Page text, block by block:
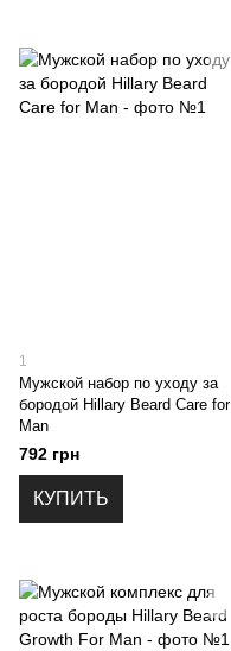
1
Мужской набор по уходу за
бородой Hillary Beard Сare for
Man
792 грн
КУПИТЬ